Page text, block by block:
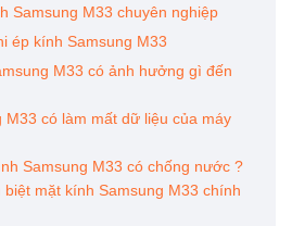
Samsung M33 chuyên nghiệp
ép kính Samsung M33
M33 có ảnh hưởng gì đến
M33 có làm mất dữ liệu của máy
Samsung M33 có chống nước ?
mặt kính Samsung M33 chính